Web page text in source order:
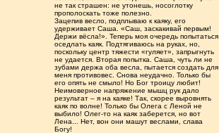
не так страшен: не утонешь, носоглотку
прополоскать тоже полезно.
Зацепив весло, подплываю к каяку, его
удерживает Саша. «Саш, заскакивай первым!
Держи вёсла!». Теперь моя очередь попытаться
оседлать каяк. Подтягиваюсь на руках, но,
поскольку центр тяжести «гуляет», запрыгнуть
не удается. Вторая попытка. Саша, чуть ли не
зубами держа оба весла, пытается создать для
меня противовес. Снова неудачно. Только бы
его опять не смыло! Но Бог троицу любит!
Неимоверное напряжение мышц рук дало
результат – я на каяке! Так, скорее выровнять
каяк по волне! Только бы Олега с Леной не
выбило! Олег-то на каяк заберется, но вот
Лена... Нет, вон они машут веслами, слава
Богу!